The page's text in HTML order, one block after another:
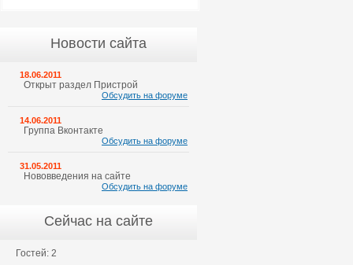
Новости сайта
18.06.2011
Открыт раздел Пристрой
Обсудить на форуме
14.06.2011
Группа Вконтакте
Обсудить на форуме
31.05.2011
Нововведения на сайте
Обсудить на форуме
Сейчас на сайте
Гостей: 2